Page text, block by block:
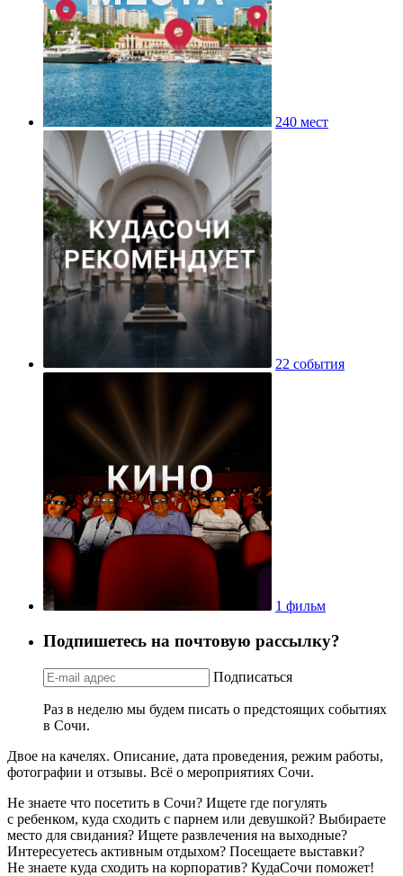
240 мест
22 события
1 фильм
Подпишетесь на почтовую рассылку?
Подписаться
Раз в неделю мы будем писать о предстоящих событиях
в Сочи.
Двое на качелях. Описание, дата проведения, режим работы,
фотографии и отзывы. Всё о мероприятиях Сочи.
Не знаете что посетить в Сочи? Ищете где погулять
с ребенком, куда сходить с парнем или девушкой? Выбираете
место для свидания? Ищете развлечения на выходные?
Интересуетесь активным отдыхом? Посещаете выставки?
Не знаете куда сходить на корпоратив? КудаСочи поможет!